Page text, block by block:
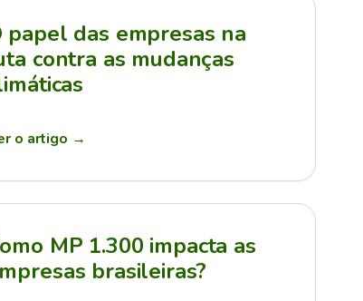
papel das empresas na
contra as mudanças
o artigo →
MP 1.300 impacta as
brasileiras?